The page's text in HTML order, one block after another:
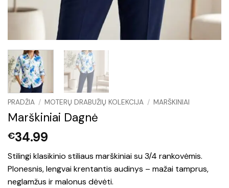
PRADŽIA / MOTERŲ DRABUŽIŲ KOLEKCIJA / MARŠKINIAI
Marškiniai Dagnė
€34.99
Stilingi klasikinio stiliaus marškiniai su 3/4 rankovėmis.
Plonesnis, lengvai krentantis audinys – mažai tamprus,
neglamžus ir malonus dėvėti.